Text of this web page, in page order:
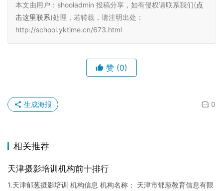
本文由用户：shooladmin 投稿分享，如有侵权请联系我们(点
击这里联系)处理，若转载，请注明出处：
http://school.yktime.cn/673.html
赞 (0)
0
生成海报
相关推荐
天津摄影培训机构前十排行
1.天津郁葱摄影培训 机构信息 机构名称： 天津市郁葱教育信息有限